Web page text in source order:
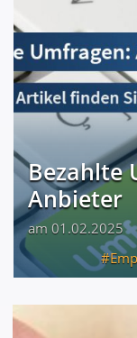
Bezahlte
Anbieter
am 01.02.2025